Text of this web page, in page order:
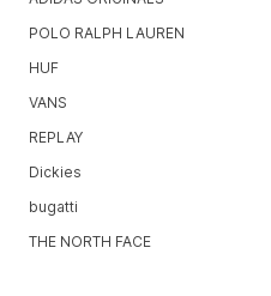
POLO RALPH LAUREN
HUF
VANS
REPLAY
Dickies
bugatti
THE NORTH FACE